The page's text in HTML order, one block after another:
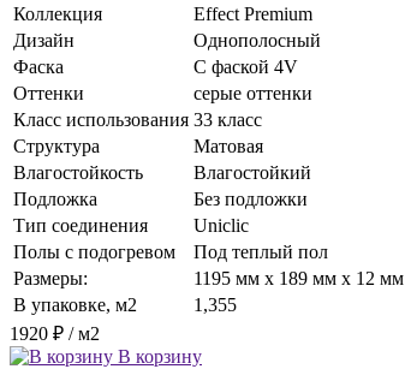
Коллекция
Effect Premium
Дизайн
Однополосный
Фаска
С фаской 4V
Оттенки
серые оттенки
Класс использования 33 класс
Структура
Матовая
Влагостойкость
Влагостойкий
Подложка
Без подложки
Тип соединения
Uniclic
Полы с подогревом
Под теплый пол
Размеры:
1195 мм x 189 мм x 12 мм
В упаковке, м2
1,355
1920 ₽ / м2
В корзину